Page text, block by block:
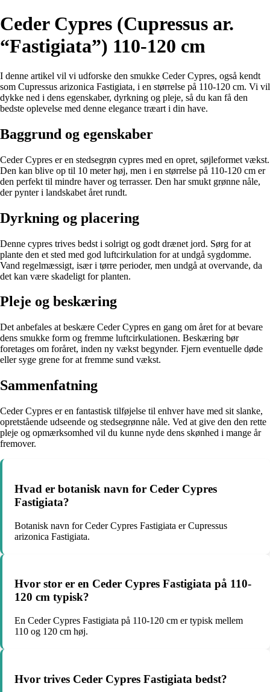
Ceder Cypres (Cupressus ar.
“Fastigiata”) 110-120 cm
I denne artikel vil vi udforske den smukke Ceder Cypres, også kendt
som Cupressus arizonica Fastigiata, i en størrelse på 110-120 cm. Vi vil
dykke ned i dens egenskaber, dyrkning og pleje, så du kan få den
bedste oplevelse med denne elegance træart i din have.
Baggrund og egenskaber
Ceder Cypres er en stedsegrøn cypres med en opret, søjleformet vækst.
Den kan blive op til 10 meter høj, men i en størrelse på 110-120 cm er
den perfekt til mindre haver og terrasser. Den har smukt grønne nåle,
der pynter i landskabet året rundt.
Dyrkning og placering
Denne cypres trives bedst i solrigt og godt drænet jord. Sørg for at
plante den et sted med god luftcirkulation for at undgå sygdomme.
Vand regelmæssigt, især i tørre perioder, men undgå at overvande, da
det kan være skadeligt for planten.
Pleje og beskæring
Det anbefales at beskære Ceder Cypres en gang om året for at bevare
dens smukke form og fremme luftcirkulationen. Beskæring bør
foretages om foråret, inden ny vækst begynder. Fjern eventuelle døde
eller syge grene for at fremme sund vækst.
Sammenfatning
Ceder Cypres er en fantastisk tilføjelse til enhver have med sit slanke,
opretstående udseende og stedsegrønne nåle. Ved at give den den rette
pleje og opmærksomhed vil du kunne nyde dens skønhed i mange år
fremover.
Hvad er botanisk navn for Ceder Cypres
Fastigiata?
Botanisk navn for Ceder Cypres Fastigiata er Cupressus
arizonica Fastigiata.
Hvor stor er en Ceder Cypres Fastigiata på 110-
120 cm typisk?
En Ceder Cypres Fastigiata på 110-120 cm er typisk mellem
110 og 120 cm høj.
Hvor trives Ceder Cypres Fastigiata bedst?